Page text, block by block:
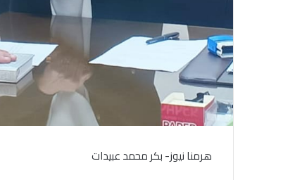
هرمنا نيوز- بكر محمد عبيدات